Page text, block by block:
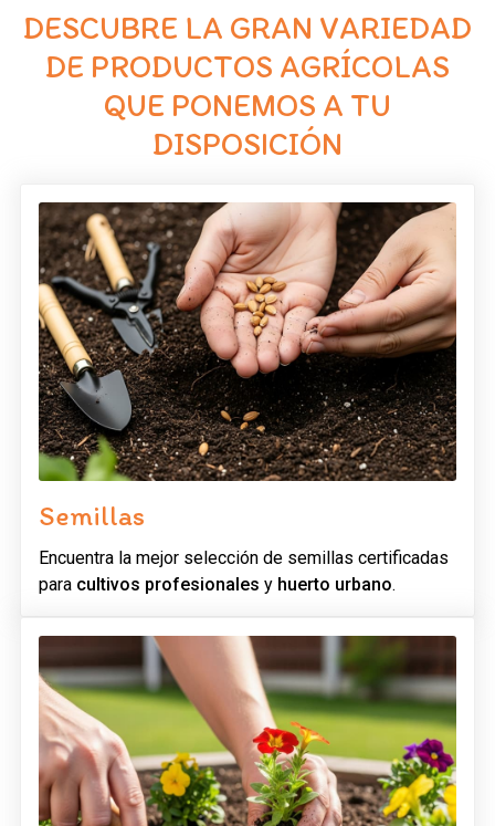
DESCUBRE LA GRAN VARIEDAD
DE PRODUCTOS AGRÍCOLAS
QUE PONEMOS A TU
DISPOSICIÓN
Semillas
Encuentra la mejor selección de semillas certificadas
para cultivos profesionales y huerto urbano.